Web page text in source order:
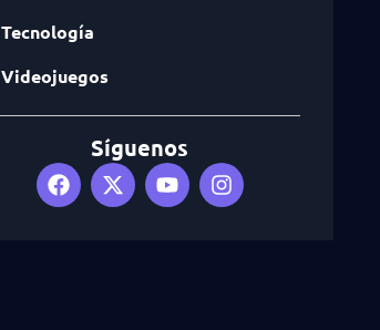
Tecnología
Videojuegos
Síguenos